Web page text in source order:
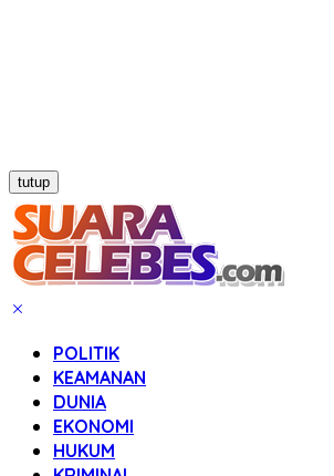
tutup
POLITIK
KEAMANAN
DUNIA
EKONOMI
HUKUM